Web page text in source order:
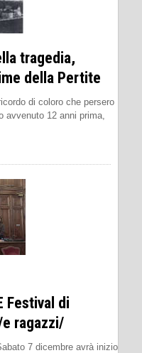
tragedia,
della Pertite
di coloro che persero
avvenuto 12 anni prima,
Festival di
ragazzi/
7 dicembre avrà inizio